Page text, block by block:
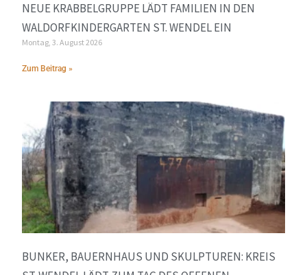
NEUE KRABBELGRUPPE LÄDT FAMILIEN IN DEN
WALDORFKINDERGARTEN ST. WENDEL EIN
Montag, 3. August 2026
Zum Beitrag »
BUNKER, BAUERNHAUS UND SKULPTUREN: KREIS